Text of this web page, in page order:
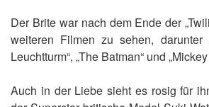
Der Brite war nach dem Ende der
weiteren Filmen zu sehen, darunter
Leuchtturm“, „The Batman“ und „Mickey
Auch in der Liebe sieht es rosig für